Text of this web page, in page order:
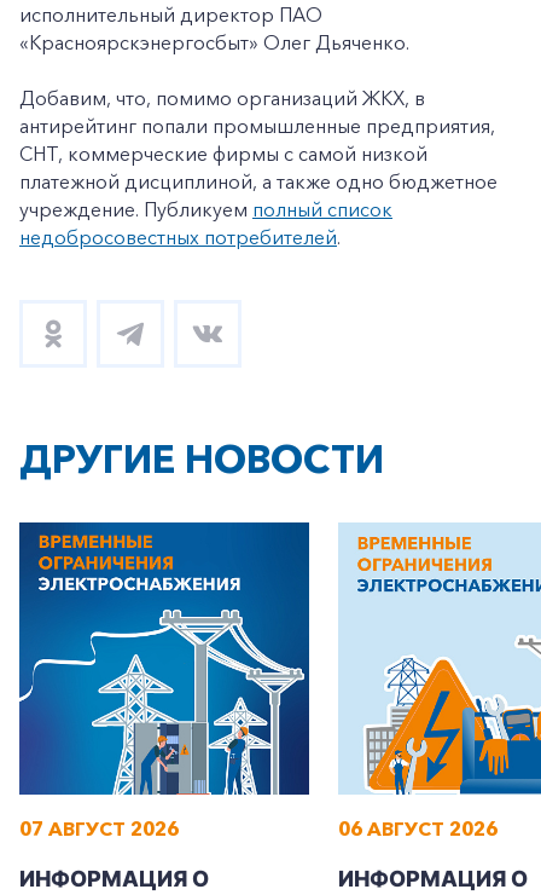
Корпоративным клиентам
исполнительный директор ПАО
«Красноярскэнергосбыт» Олег Дьяченко.
Добавим, что, помимо организаций ЖКХ, в
антирейтинг попали промышленные предприятия,
СНТ, коммерческие фирмы с самой низкой
платежной дисциплиной, а также одно бюджетное
учреждение. Публикуем полный список
недобросовестных потребителей.
ДРУГИЕ НОВОСТИ
07 АВГУСТ 2026
ИНФОРМАЦИЯ О
06 АВГУСТ 2026
ИНФОРМАЦИЯ О